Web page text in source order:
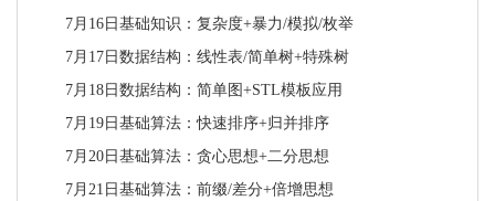
7月16日基础知识：复杂度+暴力/模拟/枚举
7月17日数据结构：线性表/简单树+特殊树
7月18日数据结构：简单图+STL模板应用
7月19日基础算法：快速排序+归并排序
7月20日基础算法：贪心思想+二分思想
7月21日基础算法：前缀/差分+倍增思想